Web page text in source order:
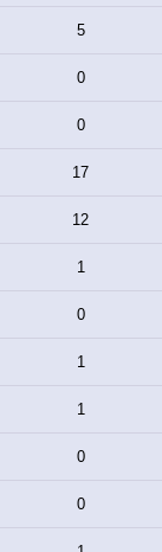
5
0
0
17
12
1
0
1
1
0
0